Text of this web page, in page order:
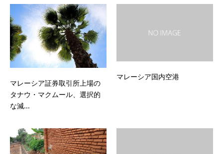
マレーシア証券取引所上場の
タナウ・マクムール、選択的
な減...
マレーシア国内空港